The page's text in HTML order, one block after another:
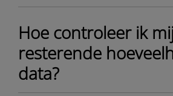
Hoe controleer ik
resterende
data?